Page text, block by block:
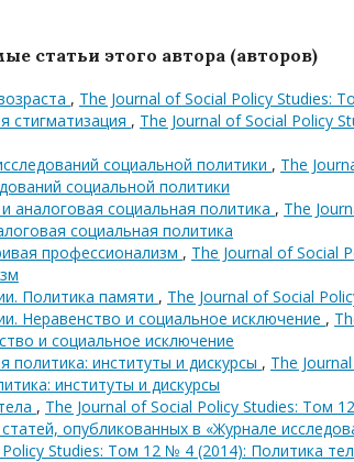
статьи этого автора (авторов)
, The Journal of Social Policy Studies:
стигматизация , The Journal of Social Policy
социальной политики , The
социальной политики
аналоговая социальная политика , The
социальная политика
профессионализм , The Journal of Social
Политика памяти , The Journal of Social
Неравенство и социальное исключение ,
и социальное исключение
политика: институты и дискурсы , The
институты и дискурсы
, The Journal of Social Policy Studies: Том
опубликованных в «Журнале
Studies: Том 12 № 4 (2014): Политика